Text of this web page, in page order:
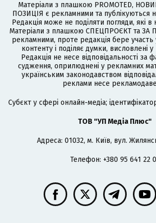
Матеріали з плашкою PROMOTED,
ПОЗИЦІЯ є рекламними та публікуються
Редакція може не поділяти погляди, які
Матеріали з плашкою СПЕЦПРОЄКТ та ЗА
рекламними, проте редакція бере участь
контенту і поділяє думки, висловлені
Редакція не несе відповідальності за
судження, оприлюднені у рекламних
українським законодавством
реклами несе
Cубєкт у сфері онлайн-медіа;
ТОВ "УП Медіа Плюс"
Адреса: 01032, м. Київ, вул.
Телефон: +380 95 641 22